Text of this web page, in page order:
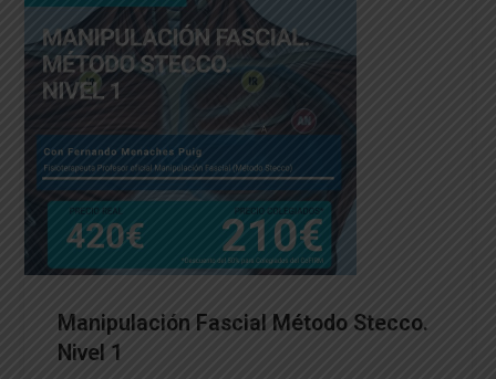
Manipulación Fascial Método Stecco.
Nivel 1